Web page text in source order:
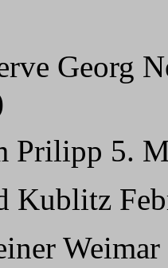
Georg
Prilipp 5.
Kublitz
Weimar